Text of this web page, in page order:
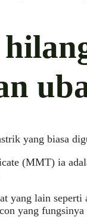
yang biasa
(MMT) ia
yang lain
yang